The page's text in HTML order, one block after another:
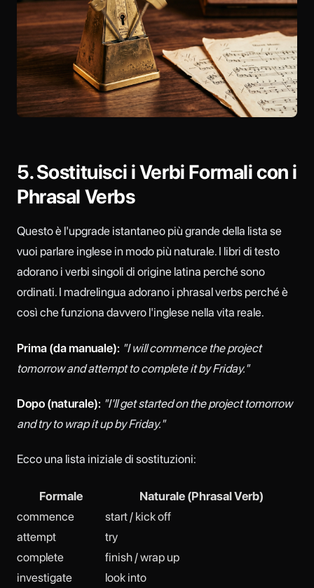
5. Sostituisci i Verbi Formali con i
Phrasal Verbs
Questo è l'upgrade istantaneo più grande della lista se
vuoi parlare inglese in modo più naturale. I libri di testo
adorano i verbi singoli di origine latina perché sono
ordinati. I madrelingua adorano i phrasal verbs perché è
così che funziona davvero l'inglese nella vita reale.
Prima (da manuale): "I will commence the project
tomorrow and attempt to complete it by Friday."
Dopo (naturale): "I'll get started on the project tomorrow
and try to wrap it up by Friday."
Ecco una lista iniziale di sostituzioni:
Formale
Naturale (Phrasal Verb)
commence
start / kick off
attempt
try
complete
finish / wrap up
investigate
look into